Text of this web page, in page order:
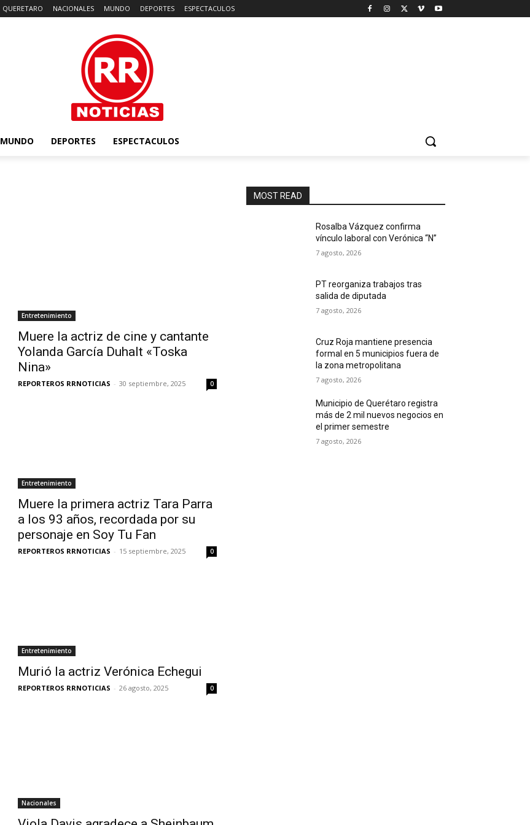
QUERETARO NACIONALES MUNDO DEPORTES ESPECTACULOS
MUNDO DEPORTES ESPECTACULOS
Entretenimiento
Muere la actriz de cine y cantante
Yolanda García Duhalt «Toska
Nina»
REPORTEROS RRNOTICIAS - 30 septiembre, 2025 0
Entretenimiento
Muere la primera actriz Tara Parra
a los 93 años, recordada por su
personaje en Soy Tu Fan
REPORTEROS RRNOTICIAS - 15 septiembre, 2025 0
Entretenimiento
Murió la actriz Verónica Echegui
REPORTEROS RRNOTICIAS - 26 agosto, 2025 0
Nacionales
MOST READ
Rosalba Vázquez confirma
vínculo laboral con Verónica “N”
7 agosto, 2026
PT reorganiza trabajos tras
salida de diputada
7 agosto, 2026
Cruz Roja mantiene presencia
formal en 5 municipios fuera de
la zona metropolitana
7 agosto, 2026
Municipio de Querétaro registra
más de 2 mil nuevos negocios en
el primer semestre
7 agosto, 2026